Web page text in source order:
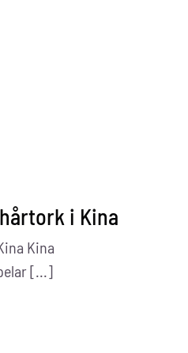
i Kina
Kina
[...]